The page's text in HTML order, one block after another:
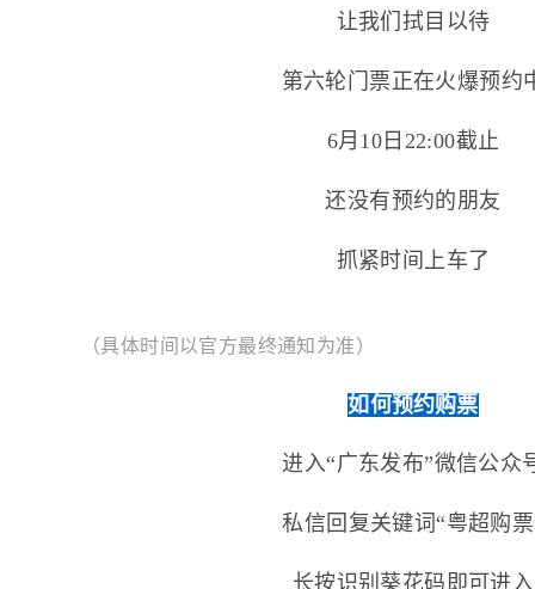
让我们拭目以待
第六轮门票正在火爆预约
6月10日22:00截止
还没有预约的朋友
抓紧时间上车了
（具体时间以官方最终通知为准）
如何预约购票
进入“广东发布”微信公众
私信回复关键词“粤超购
长按识别葵花码即可进入